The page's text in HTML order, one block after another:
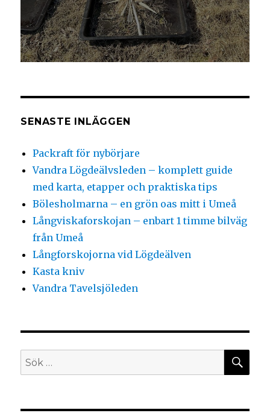
SENASTE INLÄGGEN
Packraft för nybörjare
Vandra Lögdeälvsleden – komplett guide
med karta, etapper och praktiska tips
Bölesholmarna – en grön oas mitt i Umeå
Långviskaforskojan – enbart 1 timme bilväg
från Umeå
Långforskojorna vid Lögdeälven
Kasta kniv
Vandra Tavelsjöleden